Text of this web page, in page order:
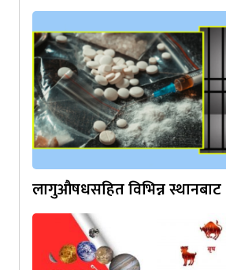
लागुऔषधसहित विभिन्न स्थानबाट